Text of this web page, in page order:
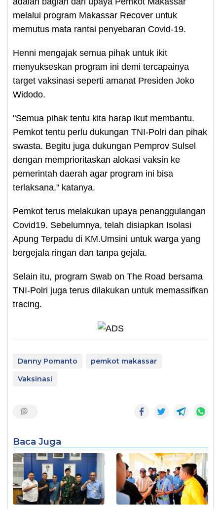
melalui program Makassar Recover untuk
memutus mata rantai penyebaran Covid-19.
Henni mengajak semua pihak untuk ikit
menyukseskan program ini demi tercapainya
target vaksinasi seperti amanat Presiden Joko
Widodo.
"Semua pihak tentu kita harap ikut membantu.
Pemkot tentu perlu dukungan TNI-Polri dan pihak
swasta. Begitu juga dukungan Pemprov Sulsel
dengan memprioritaskan alokasi vaksin ke
pemerintah daerah agar program ini bisa
terlaksana," katanya.
Pemkot terus melakukan upaya penanggulangan
Covid19. Sebelumnya, telah disiapkan Isolasi
Apung Terpadu di KM.Umsini untuk warga yang
bergejala ringan dan tanpa gejala.
Selain itu, program Swab on The Road bersama
TNI-Polri juga terus dilakukan untuk memassifkan
tracing.
Danny Pomanto
pemkot makassar
Vaksinasi
Baca Juga